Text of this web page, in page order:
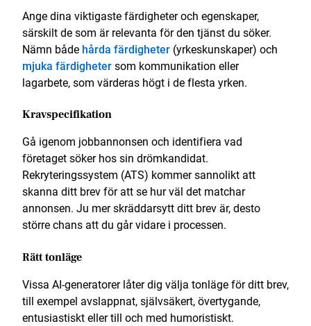
Ange dina viktigaste färdigheter och egenskaper,
särskilt de som är relevanta för den tjänst du söker.
Nämn både hårda färdigheter (yrkeskunskaper) och
mjuka färdighetersom kommunikation eller
lagarbete, som värderas högt i de flesta yrken.
Kravspecifikation
Gå igenom jobbannonsen och identifiera vad
företaget söker hos sin drömkandidat.
Rekryteringssystem (ATS) kommer sannolikt att
skanna ditt brev för att se hur väl det matchar
annonsen. Ju mer skräddarsytt ditt brev är, desto
större chans att du går vidare i processen.
Rätt tonläge
Vissa AI-generatorer låter dig välja tonläge för ditt brev,
till exempel avslappnat, självsäkert, övertygande,
entusiastiskt eller till och med humoristiskt.